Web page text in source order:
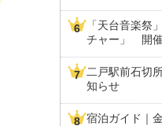
「天台音楽祭
チャー」 開
二戸駅前石切
知らせ
宿泊ガイド｜